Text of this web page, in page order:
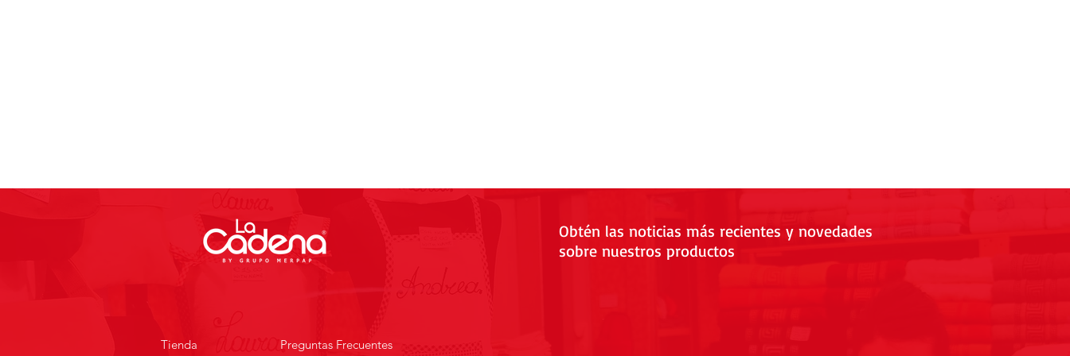
Tienda Preguntas Frecuentes
Obtén las noticias más recientes y novedades
sobre nuestros productos